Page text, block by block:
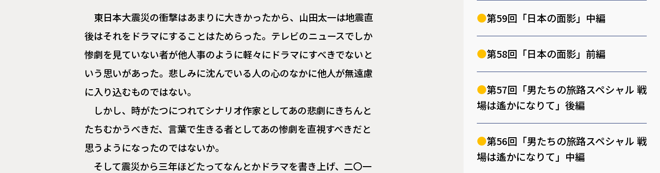
東日本大震災の衝撃はあまりに大きかったから、山田太一は地震直
後はそれをドラマにすることはためらった。テレビのニュースでしか
惨劇を見ていない者が他人事のように軽々にドラマにすべきでないと
いう思いがあった。悲しみに沈んでいる人の心のなかに他人が無遠慮
に入り込むものではない。
しかし、時がたつにつれてシナリオ作家としてあの悲劇にきちんと
たちむかうべきだ、言葉で生きる者としてあの惨劇を直視すべきだと
思うようになったのではないか。
そして震災から三年ほどたってなんとかドラマを書き上げ、二〇一
第59回「日本の面影」中編
第58回「日本の面影」前編
第57回「男たちの旅路スペシャル 戦
場は遙かになりて」後編
第56回「男たちの旅路スペシャル 戦
場は遙かになりて」中編